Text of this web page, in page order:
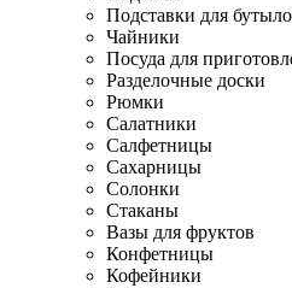
Подставки для
Чайники
Посуда для
Разделочные доски
Рюмки
Салатники
Салфетницы
Сахарницы
Солонки
Стаканы
Вазы для фруктов
Конфетницы
Кофейники